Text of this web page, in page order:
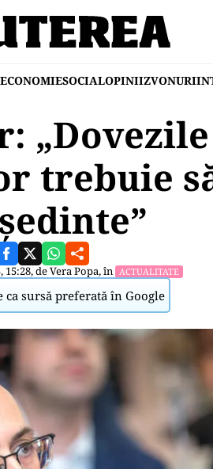
ECONOMIESOCIALOPINIIZVONURI
trebuie
15:28, deVera Popa, în ACTUALITATE
ca sursă preferată în Google